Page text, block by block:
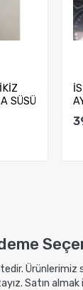
SÜSÜ
Satın